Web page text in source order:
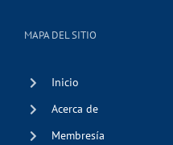
MAPA DEL SITIO
Inicio
Acerca de
Membresía